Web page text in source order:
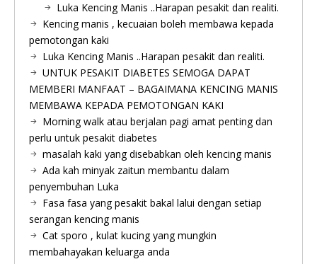
Luka Kencing Manis ..Harapan pesakit dan realiti.
Kencing manis , kecuaian boleh membawa kepada
pemotongan kaki
Luka Kencing Manis ..Harapan pesakit dan realiti.
UNTUK PESAKIT DIABETES SEMOGA DAPAT
MEMBERI MANFAAT – BAGAIMANA KENCING MANIS
MEMBAWA KEPADA PEMOTONGAN KAKI
Morning walk atau berjalan pagi amat penting dan
perlu untuk pesakit diabetes
masalah kaki yang disebabkan oleh kencing manis
Ada kah minyak zaitun membantu dalam
penyembuhan Luka
Fasa fasa yang pesakit bakal lalui dengan setiap
serangan kencing manis
Cat sporo , kulat kucing yang mungkin
membahayakan keluarga anda